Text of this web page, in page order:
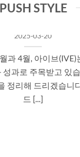
PUSH STYLE
2025-03-20
과 4월, 아이브(IVE)
성과로 주목받고 있
정리해 드리겠습니
드 [...]